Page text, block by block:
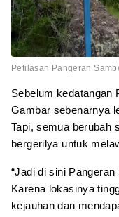
Petilasan Pangeran
Sebelum kedatangan
Gambar sebenarnya
Tapi, semua berubah
bergerilya untuk
“Jadi di sini
Karena lokasinya
kejauhan dan